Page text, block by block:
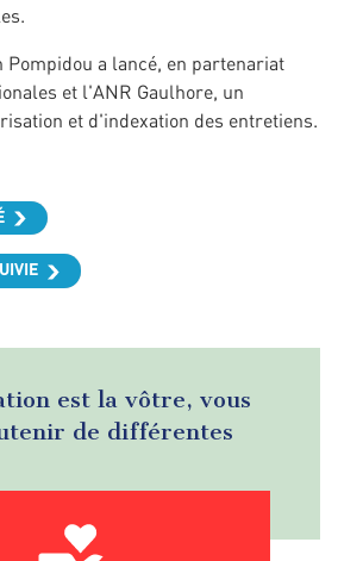
Pompidou a lancé, en partenariat
et l'ANR Gaulhore, un
et d'indexation des entretiens.
est la vôtre, vous
de différentes